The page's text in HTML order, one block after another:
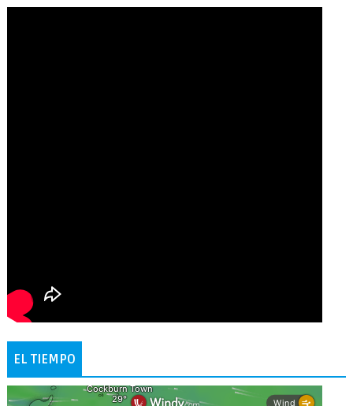
EL TIEMPO